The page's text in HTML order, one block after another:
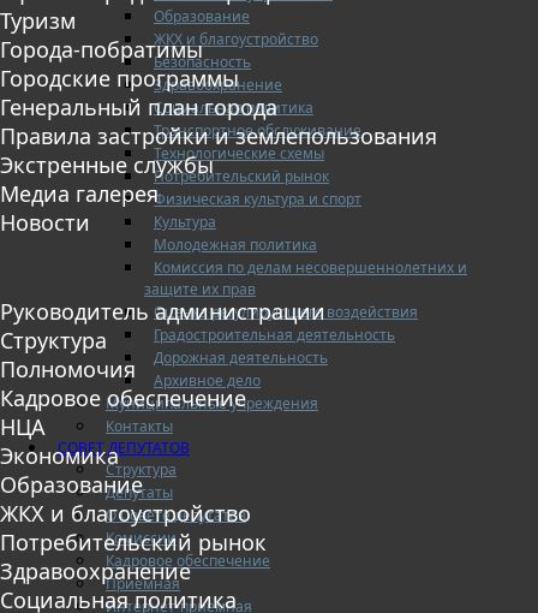
Образование
ЖКХ и благоустройство
Безопасность
Здравоохранение
Социальная политика
Транспортное обслуживание
Технологические схемы
Потребительский рынок
Физическая культура и спорт
Культура
Молодежная политика
Комиссия по делам несовершеннолетних и
защите их прав
Оценка регулирующего воздействия
Градостроительная деятельность
Дорожная деятельность
Архивное дело
Муниципальные учреждения
Контакты
СОВЕТ ДЕПУТАТОВ
Структура
Депутаты
О Совете депутатов
Комиссии
Кадровое обеспечение
Приемная
Интернет-приемная
Туризм
Города-побратимы
Городские программы
Генеральный план города
Правила застройки и землепользования
Экстренные службы
Медиа галерея
Новости
Руководитель администрации
Структура
Полномочия
Кадровое обеспечение
НЦА
Экономика
Образование
ЖКХ и благоустройство
Потребительский рынок
Здравоохранение
Социальная политика